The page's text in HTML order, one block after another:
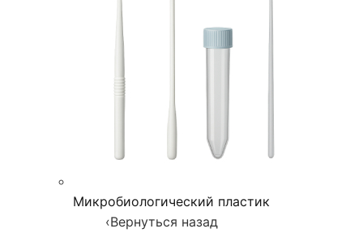
Микробиологический пластик
‹Вернуться назад